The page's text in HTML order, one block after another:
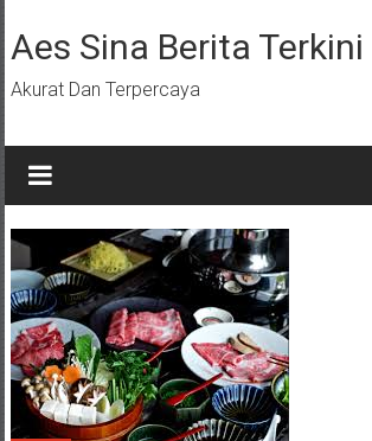
ke
konten
Aes Sina Berita Terkini
Akurat Dan Terpercaya